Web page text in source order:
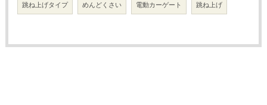
跳ね上げタイプ めんどくさい 電動カーゲート 跳ね上げ